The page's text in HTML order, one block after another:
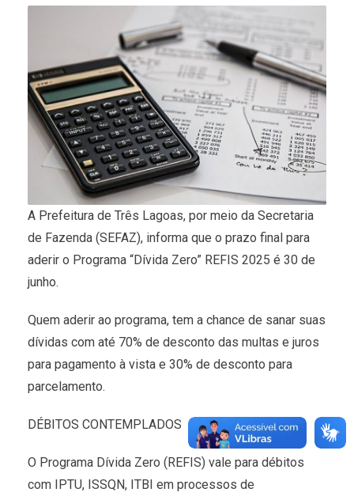
A Prefeitura de Três Lagoas, por meio da Secretaria
de Fazenda (SEFAZ), informa que o prazo final para
aderir o Programa “Dívida Zero” REFIS 2025 é 30 de
junho.
Quem aderir ao programa, tem a chance de sanar suas
dívidas com até 70% de desconto das multas e juros
para pagamento à vista e 30% de desconto para
parcelamento.
DÉBITOS CONTEMPLADOS
O Programa Dívida Zero (REFIS) vale para débitos
com IPTU, ISSQN, ITBI em processos de